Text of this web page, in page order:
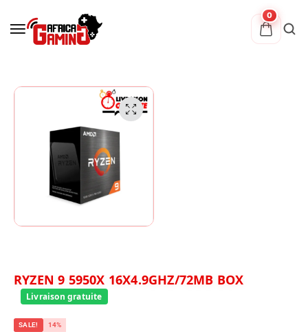
0
RYZEN 9 5950X 16X4.9GHZ/72MB BOX
SALE! 14%